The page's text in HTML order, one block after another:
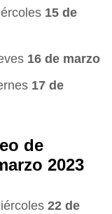
15 de
16 de marzo
17 de
de
2023
22 de